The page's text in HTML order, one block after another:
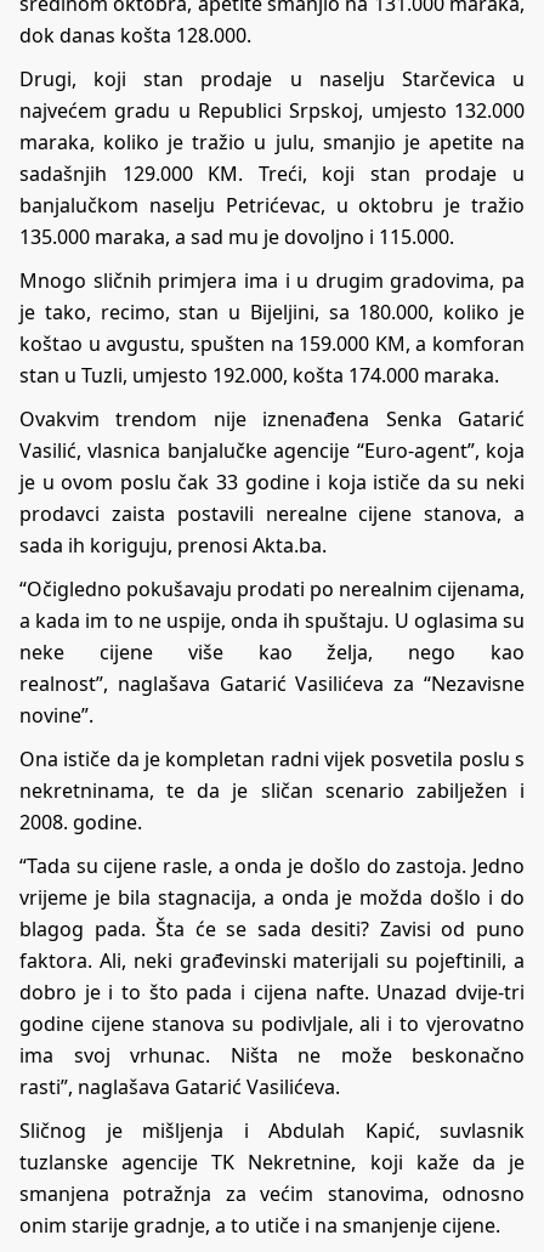
dok danas košta 128.000.
Drugi, koji stan prodaje u naselju Starčevica u
najvećem gradu u Republici Srpskoj, umjesto 132.000
maraka, koliko je tražio u julu, smanjio je apetite na
sadašnjih 129.000 KM. Treći, koji stan prodaje u
banjalučkom naselju Petrićevac, u oktobru je tražio
135.000 maraka, a sad mu je dovoljno i 115.000.
Mnogo sličnih primjera ima i u drugim gradovima, pa
je tako, recimo, stan u Bijeljini, sa 180.000, koliko je
koštao u avgustu, spušten na 159.000 KM, a komforan
stan u Tuzli, umjesto 192.000, košta 174.000 maraka.
Ovakvim trendom nije iznenađena Senka Gatarić
Vasilić, vlasnica banjalučke agencije “Euro-agent”, koja
je u ovom poslu čak 33 godine i koja ističe da su neki
prodavci zaista postavili nerealne cijene stanova, a
sada ih koriguju, prenosi Akta.ba.
“Očigledno pokušavaju prodati po nerealnim cijenama,
a kada im to ne uspije, onda ih spuštaju. U oglasima su
neke cijene više kao želja, nego kao
realnost”, naglašava Gatarić Vasilićeva za “Nezavisne
novine”.
Ona ističe da je kompletan radni vijek posvetila poslu s
nekretninama, te da je sličan scenario zabilježen i
2008. godine.
“Tada su cijene rasle, a onda je došlo do zastoja. Jedno
vrijeme je bila stagnacija, a onda je možda došlo i do
blagog pada. Šta će se sada desiti? Zavisi od puno
faktora. Ali, neki građevinski materijali su pojeftinili, a
dobro je i to što pada i cijena nafte. Unazad dvije-tri
godine cijene stanova su podivljale, ali i to vjerovatno
ima svoj vrhunac. Ništa ne može beskonačno
rasti”, naglašava Gatarić Vasilićeva.
Sličnog je mišljenja i Abdulah Kapić, suvlasnik
tuzlanske agencije TK Nekretnine, koji kaže da je
smanjena potražnja za većim stanovima, odnosno
onim starije gradnje, a to utiče i na smanjenje cijene.